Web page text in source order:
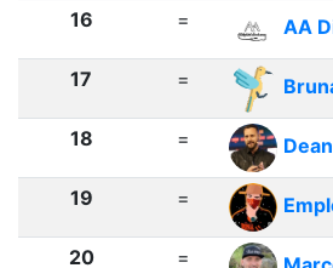
16 = AA
17 =
18 =
19 =
20 =